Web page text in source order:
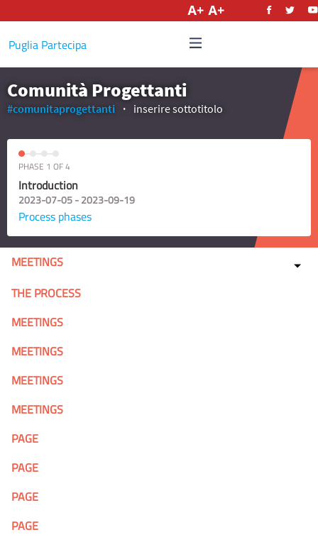
Puglia Partecipa
Comunità Progettanti
#comunitaprogettanti inserire sottotitolo
PHASE 1 OF 4
Introduction
2023-07-05 - 2023-09-19
Process phases
MEETINGS
THE PROCESS
MEETINGS
MEETINGS
MEETINGS
MEETINGS
PAGE
PAGE
PAGE
PAGE